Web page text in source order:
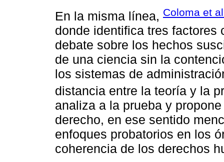
En la misma línea, Coloma et
donde identifica tres factores
debate sobre los hechos
de una ciencia sin la
los sistemas de
distancia entre la teoría y la
analiza a la prueba y
derecho, en ese sentido
enfoques probatorios en los
coherencia de los derechos